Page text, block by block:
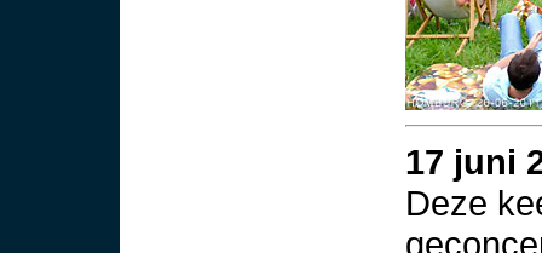
17 juni
Deze